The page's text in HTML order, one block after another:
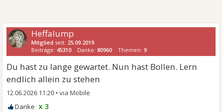
Heffalump
Mitglied seit: 25.09.2019
Beiträge: 45310 Danke:80960 Themen:9
Du hast zu lange gewartet. Nun hast Bollen. Lern
endlich allein zu stehen
12.06.2026 11:20 •
x 3